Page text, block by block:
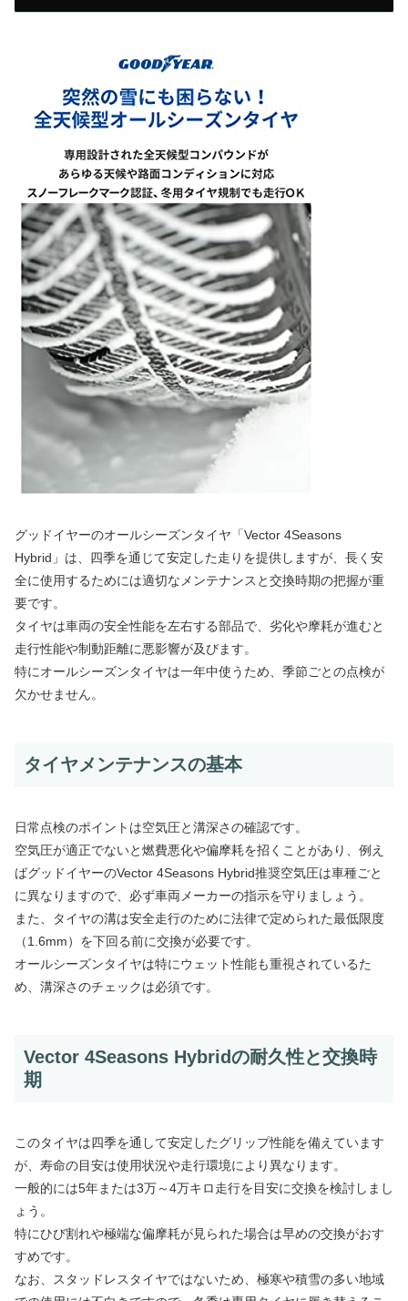
グッドイヤーのオールシーズンタイヤ「Vector 4Seasons
Hybrid」は、四季を通じて安定した走りを提供しますが、長く安
全に使用するためには適切なメンテナンスと交換時期の把握が重
要です。
タイヤは車両の安全性能を左右する部品で、劣化や摩耗が進むと
走行性能や制動距離に悪影響が及びます。
特にオールシーズンタイヤは一年中使うため、季節ごとの点検が
欠かせません。
タイヤメンテナンスの基本
日常点検のポイントは空気圧と溝深さの確認です。
空気圧が適正でないと燃費悪化や偏摩耗を招くことがあり、例え
ばグッドイヤーのVector 4Seasons Hybrid推奨空気圧は車種ごと
に異なりますので、必ず車両メーカーの指示を守りましょう。
また、タイヤの溝は安全走行のために法律で定められた最低限度
（1.6mm）を下回る前に交換が必要です。
オールシーズンタイヤは特にウェット性能も重視されているた
め、溝深さのチェックは必須です。
Vector 4Seasons Hybridの耐久性と交換時
期
このタイヤは四季を通して安定したグリップ性能を備えています
が、寿命の目安は使用状況や走行環境により異なります。
一般的には5年または3万～4万キロ走行を目安に交換を検討しまし
ょう。
特にひび割れや極端な偏摩耗が見られた場合は早めの交換がおす
すめです。
なお、スタッドレスタイヤではないため、極寒や積雪の多い地域